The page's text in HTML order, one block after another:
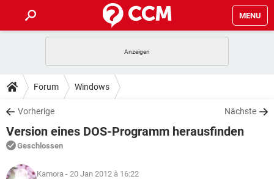
MENU
ANDROID
WINDOWS 10
WHATSAPP TIKTOK
FACEBOOK
TIPPS & TRICKS
SPIELE
WINDOWS 10
WHATSAPP
DOWNLOADS
SPIELE STREAMING
ANDROID
WINDOWS 10
FORUM
SPIELE
LEXIKON
Forum Windows
Vorherige Nächste
Version eines DOS-Programm herausfinden
Geschlossen
Kamora - 20 Jan 2012 à 16:22